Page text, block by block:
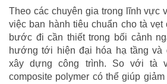
Theo các chuyên gia trong lĩnh vực
việc ban hành tiêu chuẩn cho tà vẹt
bước đi cần thiết trong bối cảnh
hướng tới hiện đại hóa hạ tầng và
xây dựng công trình. So với tà
composite polymer có thể giúp